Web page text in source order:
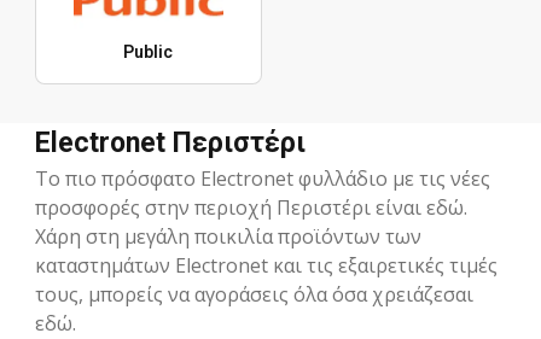
Public
Electronet Περιστέρι
Το πιο πρόσφατο Electronet φυλλάδιο με τις νέες
προσφορές στην περιοχή Περιστέρι είναι εδώ.
Χάρη στη μεγάλη ποικιλία προϊόντων των
καταστημάτων Electronet και τις εξαιρετικές τιμές
τους, μπορείς να αγοράσεις όλα όσα χρειάζεσαι
εδώ.